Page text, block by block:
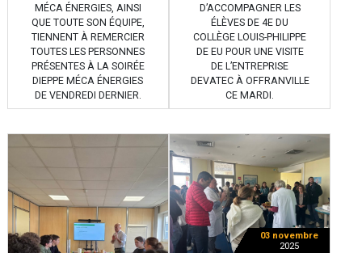
MÉCA ÉNERGIES, AINSI
QUE TOUTE SON ÉQUIPE,
TIENNENT À REMERCIER
TOUTES LES PERSONNES
PRÉSENTES À LA SOIRÉE
DIEPPE MÉCA ÉNERGIES
DE VENDREDI DERNIER.
D’ACCOMPAGNER LES
ÉLÈVES DE 4E DU
COLLÈGE LOUIS-PHILIPPE
DE EU POUR UNE VISITE
DE L’ENTREPRISE
DEVATEC À OFFRANVILLE
CE MARDI.
03 novembre
2025